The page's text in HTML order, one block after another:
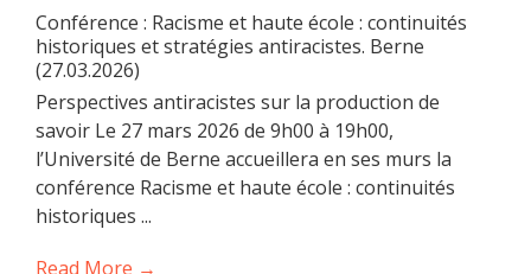
Conférence : Racisme et haute école : continuités
historiques et stratégies antiracistes. Berne
(27.03.2026)
Perspectives antiracistes sur la production de
savoir Le 27 mars 2026 de 9h00 à 19h00,
l’Université de Berne accueillera en ses murs la
conférence Racisme et haute école : continuités
historiques ...
Read More →